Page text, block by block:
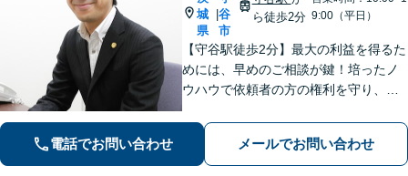
城
県
谷
市
ら徒歩2分 9:00（平日）
【守谷駅徒歩2分】最大の利益を得るた
めには、早めのご相談が鍵！培ったノ
ウハウで依頼者の方の権利を守り、最
す。借金、遺言相続、離婚、企業法務
その他どんな相談でも受け付けます。
電話でお問い合わせ メールでお問い合わせ